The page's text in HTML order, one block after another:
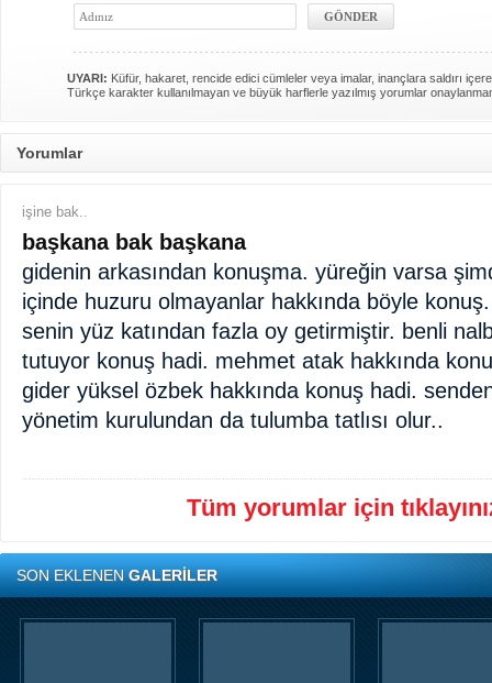
UYARI: Küfür, hakaret, rencide edici cümleler veya imalar, inançlara saldırı
Türkçe karakter kullanılmayan ve büyük harflerle yazılmış yorumlar
Yorumlar
işine bak..
başkana bak başkana
gidenin arkasından konuşma. yüreğin varsa
içinde huzuru olmayanlar hakkında böyle
senin yüz katından fazla oy getirmiştir. benli
tutuyor konuş hadi. mehmet atak hakkında
gider yüksel özbek hakkında konuş hadi.
yönetim kurulundan da tulumba tatlısı olur..
Tüm yorumlar için
SON EKLENENGALERİLER